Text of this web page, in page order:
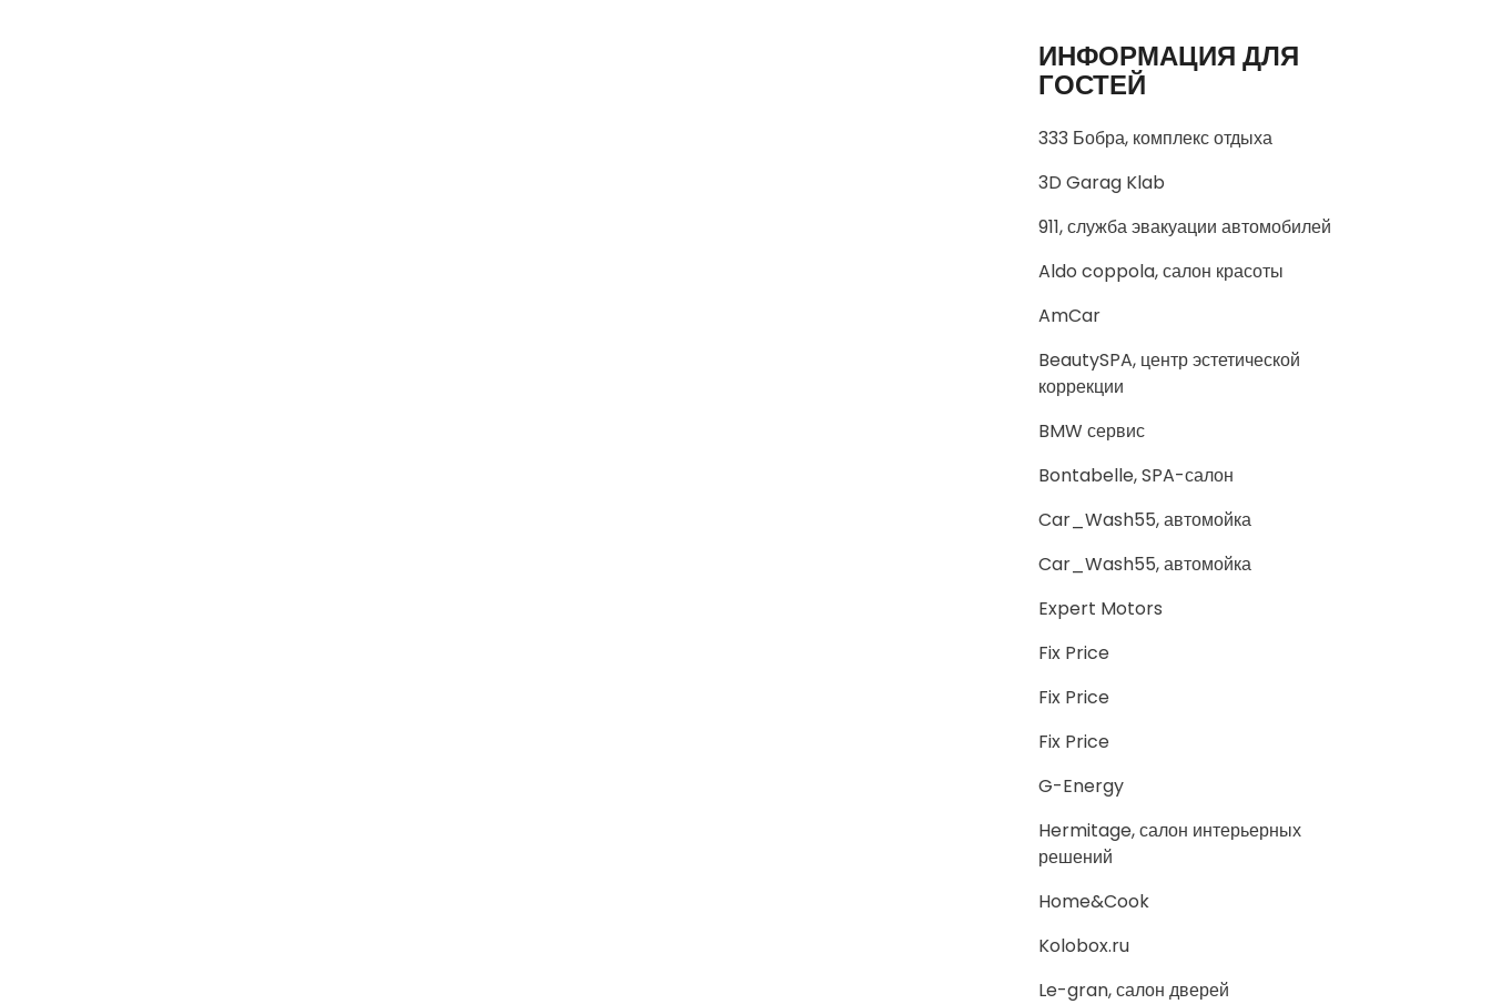
ИНФОРМАЦИЯ ДЛЯ
ГОСТЕЙ
333 Бобра, комплекс отдыха
3D Garag Klab
911, служба эвакуации автомобилей
Aldo coppola, салон красоты
AmCar
BeautySPA, центр эстетической
коррекции
BMW сервис
Bontabelle, SPA-салон
Car_Wash55, автомойка
Car_Wash55, автомойка
Expert Motors
Fix Price
Fix Price
Fix Price
G-Energy
Hermitage, салон интерьерных
решений
Home&Cook
Kolobox.ru
Le-gran, салон дверей